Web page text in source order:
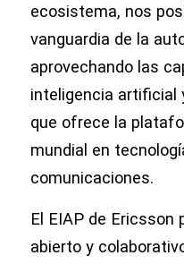
ecosistema, nos
vanguardia de la
aprovechando las
inteligencia artificial
que ofrece la
mundial en
comunicaciones.
El EIAP de Ericsson
abierto y